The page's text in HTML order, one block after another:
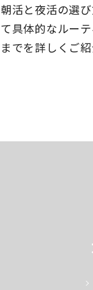
朝活と夜活の選
て具体的なルー
までを詳しくご紹